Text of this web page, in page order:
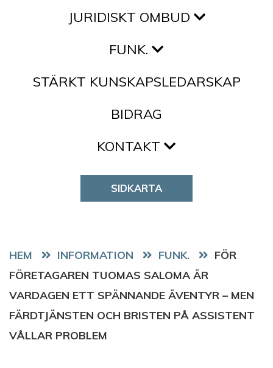
JURIDISKT OMBUD
FUNK.
STÄRKT KUNSKAPSLEDARSKAP
BIDRAG
KONTAKT
SIDKARTA
HEM FUNK.
FÖR
FÖRETAGAREN TUOMAS SALOMA ÄR
VARDAGEN ETT SPÄNNANDE ÄVENTYR – MEN
FÄRDTJÄNSTEN OCH BRISTEN PÅ ASSISTENT
VÅLLAR PROBLEM